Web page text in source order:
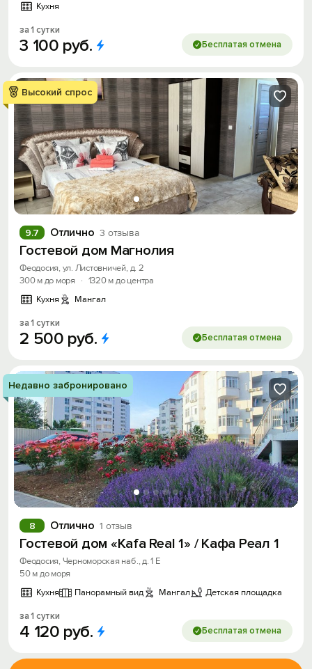
Кухня
за 1 сутки
3 100 руб. Бесплатая отмена
Высокий спрос
Отлично 3 отзыва
9.7
Гостевой дом Магнолия
Феодосия, ул. Листовничей, д. 2
300 м до моря
· 1320 м до центра
Кухня
Мангал
за 1 сутки
2 500 руб. Бесплатая отмена
Недавно забронировано
Отлично 1 отзыв
8
Гостевой дом «Kafa Real 1» / Кафа Реал 1
Феодосия, Черноморская наб., д. 1 Е
50 м до моря
Кухня
Панорамный вид Мангал Детская площадка
за 1 сутки
4 120 руб. Бесплатая отмена